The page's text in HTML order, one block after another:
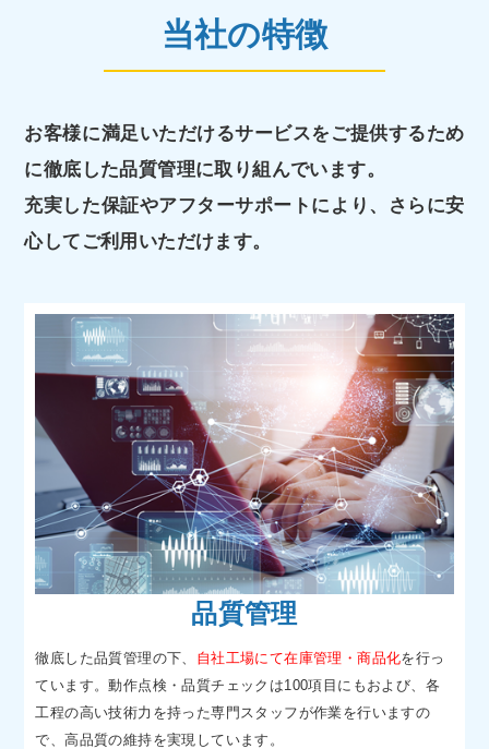
当社の特徴
お客様に満足いただけるサービスをご提供するため
に徹底した品質管理に取り組んでいます。
充実した保証やアフターサポートにより、さらに安
心してご利用いただけます。
品質管理
徹底した品質管理の下、 自社工場にて在庫管理・商品化を行っ
ています。動作点検・品質チェックは100項目にもおよび、各
工程の高い技術力を持った専門スタッフが作業を行いますの
で、高品質の維持を実現しています。